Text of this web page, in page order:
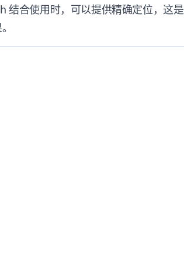
结合使用时，可以提供精确定位，这